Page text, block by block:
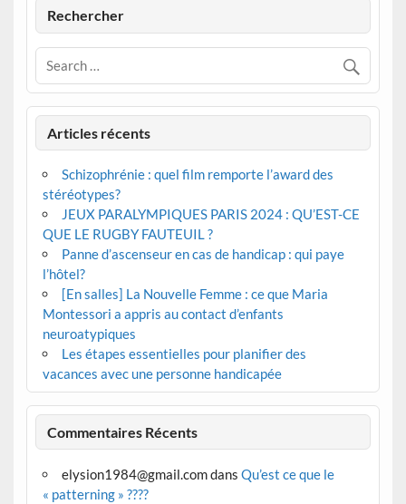
Rechercher
Articles récents
Schizophrénie : quel film remporte l’award des
stéréotypes?
JEUX PARALYMPIQUES PARIS 2024 : QU’EST-CE
QUE LE RUGBY FAUTEUIL ?
Panne d’ascenseur en cas de handicap : qui paye
l’hôtel?
[En salles] La Nouvelle Femme : ce que Maria
Montessori a appris au contact d’enfants
neuroatypiques
Les étapes essentielles pour planifier des
vacances avec une personne handicapée
Commentaires Récents
elysion1984@gmail.comdans Qu’est ce que le
« patterning » ????